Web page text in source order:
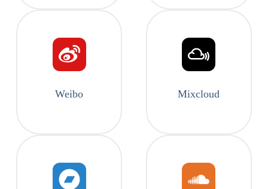
Weibo Mixcloud